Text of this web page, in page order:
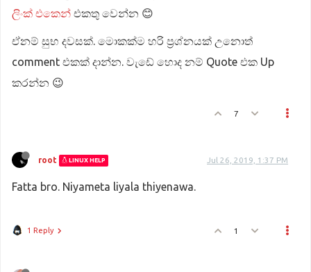
ලිංක් එකෙන් එකතු වෙන්න 😊
ඒනම් සුභ දවසක්. මොකක්ම හරි ප්‍රශ්නයක් උනොත්
comment එකක් දාන්න. වැඩේ හොද නම් Quote එක Up
කරන්න 😉
7
root LINUX HELP Jul 26, 2019, 1:37 PM
Fatta bro. Niyameta liyala thiyenawa.
1 Reply 1